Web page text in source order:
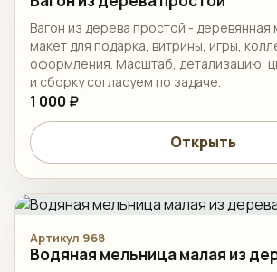
Вагон из дерева простой - деревянная
макет для подарка, витрины, игры,
оформления. Масштаб, детализацию,
и сборку согласуем по задаче.
1 000 ₽
Открыть
Артикул 968
Водяная мельница малая из